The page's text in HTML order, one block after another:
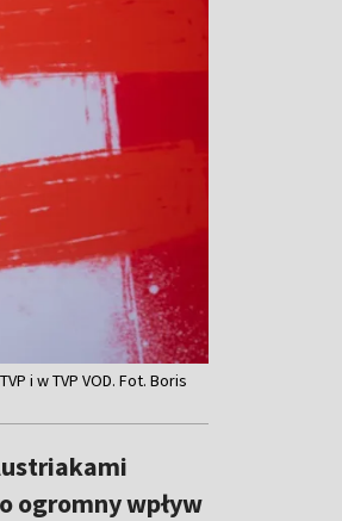
i w TVP VOD. Fot. Boris
ogromny wpływ